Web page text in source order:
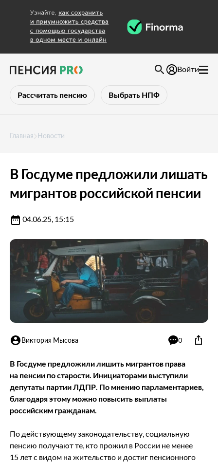
Рассчитать пенсию Выбрать НПФ
Войти
Главная Новости
В Госдуме предложили лишать
мигрантов российской пенсии
04.06.25, 15:15
Виктория Мысова 0
В Госдуме предложили лишить мигрантов права
на пенсии по старости. Инициаторами выступили
депутаты партии ЛДПР. По мнению парламентариев,
благодаря этому можно повысить выплаты
российским гражданам.
По действующему законодательству, социальную
пенсию получают те, кто прожил в России не менее
15 лет с видом на жительство и достиг пенсионного